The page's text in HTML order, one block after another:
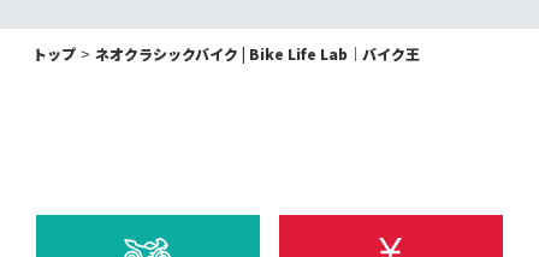
トップ ネオクラシックバイク | Bike Life Lab｜バイク王